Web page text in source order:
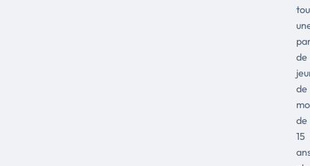
de
de
de
15